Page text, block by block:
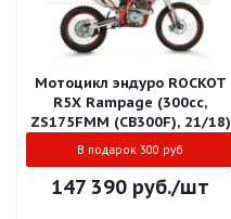
Мотоцикл эндуро ROCKOT
R5X Rampage (300cc,
ZS175FMM (CB300F), 21/18)
В подарок 300 руб
147 390 руб./шт